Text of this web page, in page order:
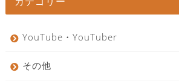
YouTube・YouTuber
その他